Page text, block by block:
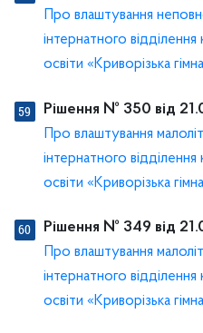
Про влаштування
інтернатного
освіти «Криворізька
Рішення № 350 від
Про влаштування
інтернатного
освіти «Криворізька
Рішення № 349 від
Про влаштування
інтернатного
освіти «Криворізька